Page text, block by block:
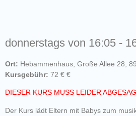
donnerstags von 16:05 -
Ort: Hebammenhaus, Große Allee 28,
Kursgebühr: 72 € €
DIESER KURS MUSS LEIDER
Der Kurs lädt Eltern mit Babys zum